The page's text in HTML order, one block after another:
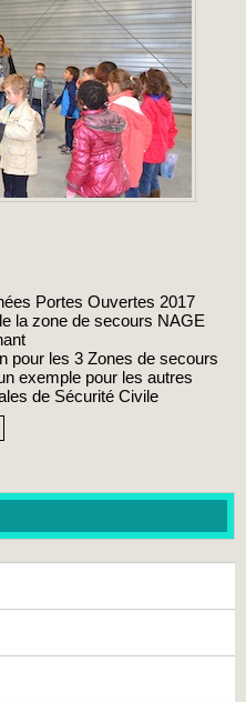
Portes Ouvertes 2017
la zone de secours NAGE
pour les 3 Zones de secours
exemple pour les autres
de Sécurité Civile